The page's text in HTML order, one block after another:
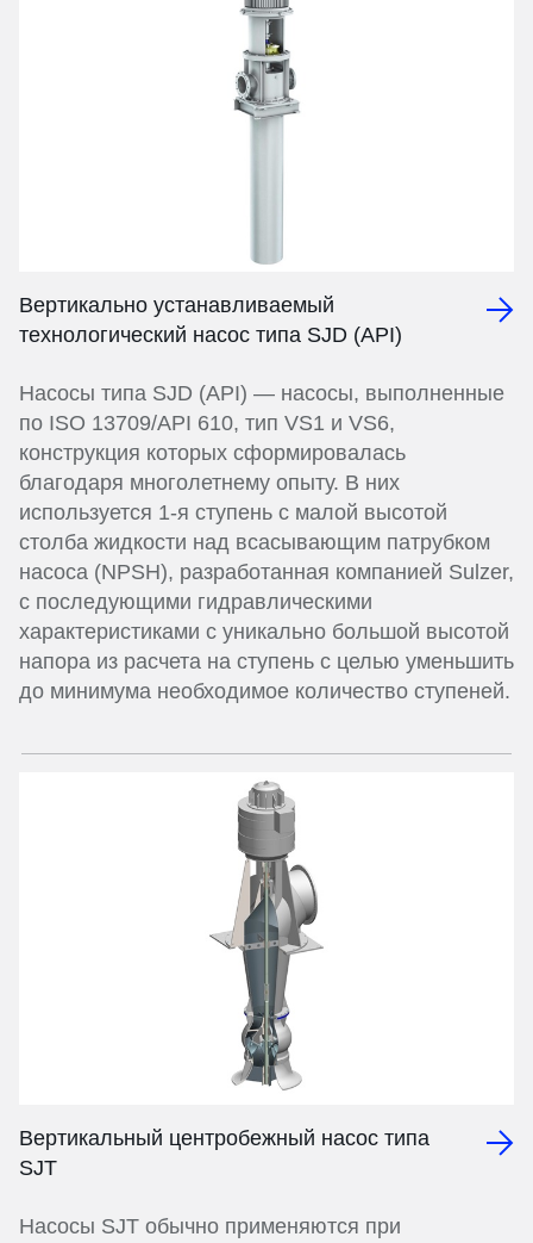
Вертикально устанавливаемый
технологический насос типа SJD (API)
Насосы типа SJD (API) — насосы, выполненные
по ISO 13709/API 610, тип VS1 и VS6,
конструкция которых сформировалась
благодаря многолетнему опыту. В них
используется 1-я ступень с малой высотой
столба жидкости над всасывающим патрубком
насоса (NPSH), разработанная компанией Sulzer,
с последующими гидравлическими
характеристиками с уникально большой высотой
напора из расчета на ступень с целью уменьшить
до минимума необходимое количество ступеней.
Вертикальный центробежный насос типа
SJT
Насосы SJT обычно применяются при